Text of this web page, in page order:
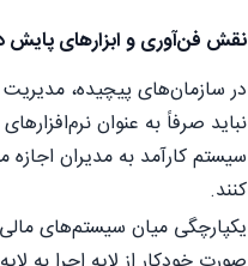
نقش فن‌آوری و ابزارهای پایش
در سازمان‌های پیچیده، مدیریت
نباید صرفاً به عنوان
سیستم کارآمد به مدیران
کنند.
یکپارچگی میان سیستم‌های